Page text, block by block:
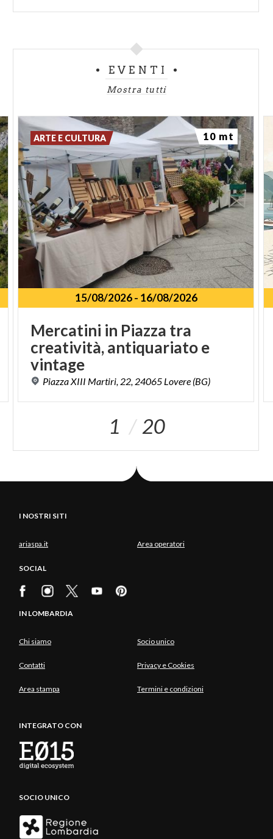
EVENTI
Mostra tutti
15/08/2026- 16/08/2026
Mercatini in Piazza tra
creatività, antiquariato e
vintage
Piazza XIII Martiri, 22, 24065 Lovere (BG)
ARTE E CULTURA 10 mt
1 20
I NOSTRI SITI
ariaspa.it Area operatori
SOCIAL
IN LOMBARDIA
Chi siamo Socio unico
Contatti Privacy e Cookies
Area stampa Termini e condizioni
INTEGRATO CON
SOCIO UNICO